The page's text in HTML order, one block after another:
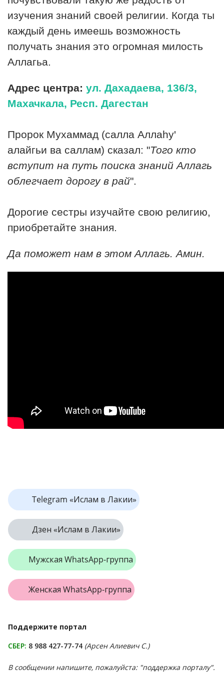
изучения знаний своей религии. Когда ты
каждый день имеешь возможность
получать знания это огромная милость
Аллагьа.
Адрес центра: ул. Дахадаева, 136/3,
Махачкала, Респ. Дагестан
Пророк Мухаммад (салла Аллаhу'
алайгьи ва саллам) сказал: "Того кто
вступит на путь поиска знаний Аллагь
облегчает дорогу в рай".
Дорогие сестры изучайте свою религию,
приобретайте знания.
Да поможет нам в этом Аллагь. Амин.
Telegram «Ислам в Лакии»
Дзен «Ислам в Лакии»
Мужская WhatsApp-группа
Женская WhatsApp-группа
Поддержите портал
СБЕР: 8 988 427-77-74 (Арсен Алиевич С.)
В сообщении напишите, пожалуйста: "поддержка порталу".